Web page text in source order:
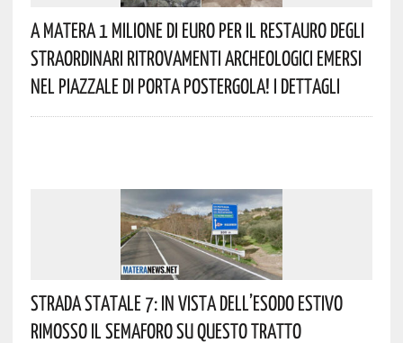
A Matera 1 Milione Di Euro Per Il Restauro Degli
Straordinari Ritrovamenti Archeologici Emersi
Nel Piazzale Di Porta Postergola! I Dettagli
Strada Statale 7: In Vista Dell’esodo Estivo
Rimosso Il Semaforo Su Questo Tratto